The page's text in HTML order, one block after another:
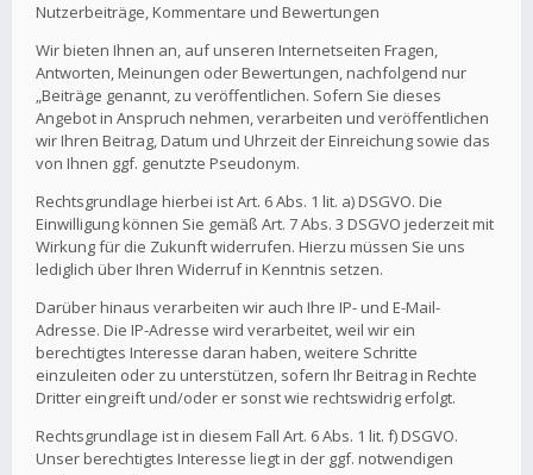
Nutzerbeiträge, Kommentare und Bewertungen
Wir bieten Ihnen an, auf unseren Internetseiten Fragen,
Antworten, Meinungen oder Bewertungen, nachfolgend nur
„Beiträge genannt, zu veröffentlichen. Sofern Sie dieses
Angebot in Anspruch nehmen, verarbeiten und veröffentlichen
wir Ihren Beitrag, Datum und Uhrzeit der Einreichung sowie das
von Ihnen ggf. genutzte Pseudonym.
Rechtsgrundlage hierbei ist Art. 6 Abs. 1 lit. a) DSGVO. Die
Einwilligung können Sie gemäß Art. 7 Abs. 3 DSGVO jederzeit mit
Wirkung für die Zukunft widerrufen. Hierzu müssen Sie uns
lediglich über Ihren Widerruf in Kenntnis setzen.
Darüber hinaus verarbeiten wir auch Ihre IP- und E-Mail-
Adresse. Die IP-Adresse wird verarbeitet, weil wir ein
berechtigtes Interesse daran haben, weitere Schritte
einzuleiten oder zu unterstützen, sofern Ihr Beitrag in Rechte
Dritter eingreift und/oder er sonst wie rechtswidrig erfolgt.
Rechtsgrundlage ist in diesem Fall Art. 6 Abs. 1 lit. f) DSGVO.
Unser berechtigtes Interesse liegt in der ggf. notwendigen